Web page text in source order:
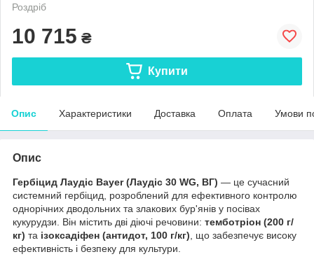
Роздріб
10 715 ₴
Купити
Опис Характеристики Доставка Оплата Умови
Опис
Гербіцид Лаудіс Bayer (Лаудіс 30 WG, ВГ) — це сучасний
системний гербіцид, розроблений для ефективного контролю
однорічних дводольних та злакових бур'янів у посівах
кукурудзи. Він містить дві діючі речовини: темботріон (200 г/
кг) та ізоксадіфен (антидот, 100 г/кг) , що забезпечує високу
ефективність і безпеку для культури.